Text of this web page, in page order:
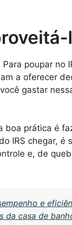
poupar no
a oferecer
gastar
boa prática é
IRS chegar, é
e, de
e
da casa de